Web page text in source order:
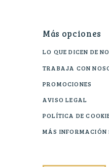
Más opciones
LO QUE DICEN DE
TRABAJA CON
PROMOCIONES
AVISO LEGAL
POLÍTICA DE
MÁS INFORMACIÓN